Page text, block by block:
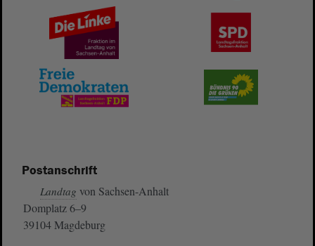
Postanschrift
Landtag von Sachsen-Anhalt
Domplatz 6–9
39104 Magdeburg